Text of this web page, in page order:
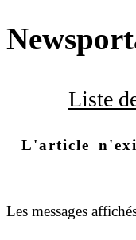
Liste
L'article
Les messages